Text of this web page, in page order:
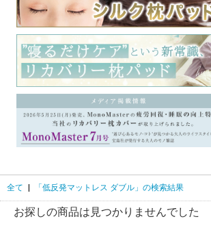
全て 「低反発マットレス ダブル」の検索結果
お探しの商品は見つかりませんでした